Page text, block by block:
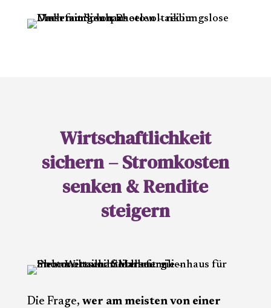
Wirtschaftlichkeit
sichern – Stromkosten
senken & Rendite
steigern
Die Frage, wer am meisten von einer